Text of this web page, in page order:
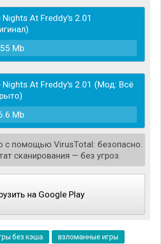
игрока – внимательно следить за
и приложить все усилия,
не смогли проникнуть в
охраны. Некоторое время,
аккумуляторов, защиту
стальные двери, закрытые на
в игре ограничена временем, ведь
экономит на всем, в том
Поэтому расходовать
аккуратно, закрывая нужные двери
приближения зловещих существ.
Nights At Freddy's 2.01
Mb
Nights At Freddy's 2.01 (Мод: Всё
Mb
с помощью VirusTotal: безопасно.
сканирования — без угроз.
на Google Play
без кэша взломанные игры